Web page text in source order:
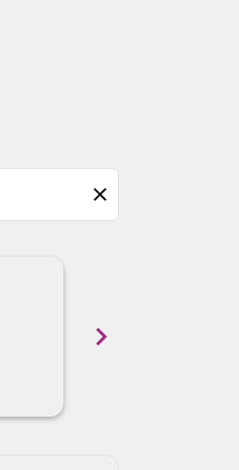
close
chevron_right